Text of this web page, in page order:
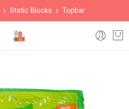
Static Blocks Topbar